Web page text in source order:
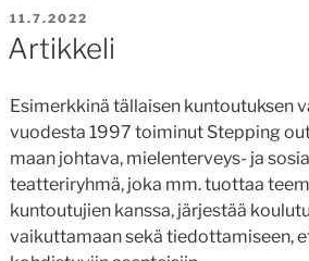
JULKAISTU
11.7.2022
Artikkeli
Esimerkkinä tällaisen kuntoutuksen
vuodesta 1997 toiminut Stepping
maan johtava, mielenterveys- ja
teatteriryhmä, joka mm. tuottaa
kuntoutujien kanssa, järjestää
vaikuttamaan sekä tiedottamiseen,